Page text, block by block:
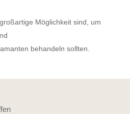
Möglichkeit sind, um
behandeln sollten.